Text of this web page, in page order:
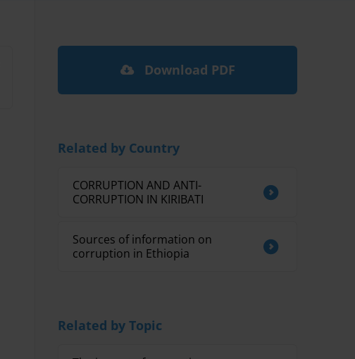
Download PDF
Related by Country
CORRUPTION AND ANTI-
CORRUPTION IN KIRIBATI
Sources of information on
corruption in Ethiopia
Related by Topic